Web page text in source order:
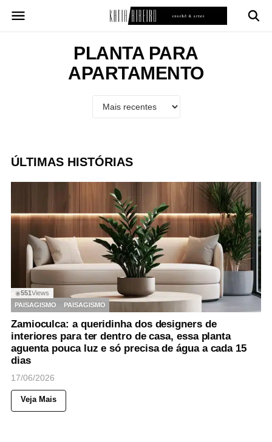
para
PLANTA PARA
APARTAMENTO
ÚLTIMAS HISTÓRIAS
◉551Views
PAISAGISMO
PAISAGISMO
Zamioculca: a queridinha dos designers de
interiores para ter dentro de casa, essa planta
aguenta pouca luz e só precisa de água a cada 15
dias
17/06/2026
Veja Mais